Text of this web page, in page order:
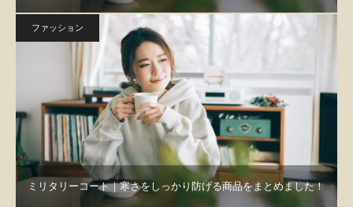
ファッション
ミリタリーコート｜寒さをしっかり防げる商品をまとめました！